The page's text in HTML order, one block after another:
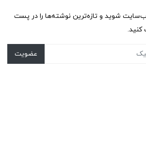
شوید و تازه‌ترین نوشته‌ها را در پست
کنید.
عضویت